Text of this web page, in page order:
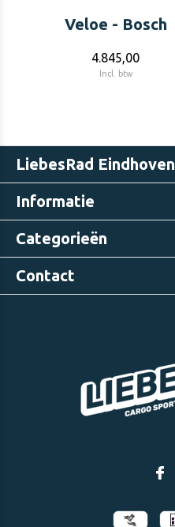
Veloe - Bosch
4.845,00
Incl. btw
LiebesRad Eindhoven
Informatie
Categorieën
Contact